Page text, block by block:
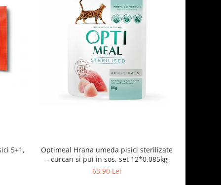
5+1,
Optimeal Hrana umeda pisici sterilizate
- curcan si pui in sos, set 12*0,085kg
63,90 Lei